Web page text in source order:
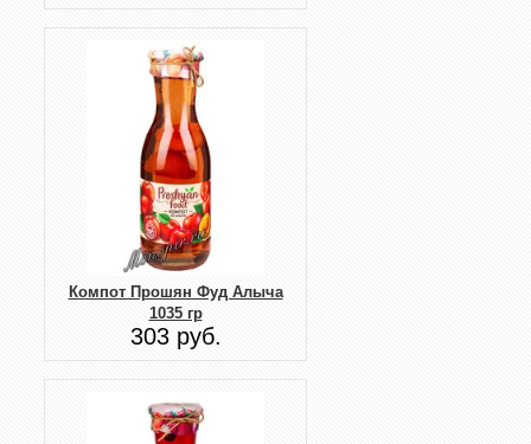
Компот Прошян Фуд Алыча
1035 гр
303 руб.